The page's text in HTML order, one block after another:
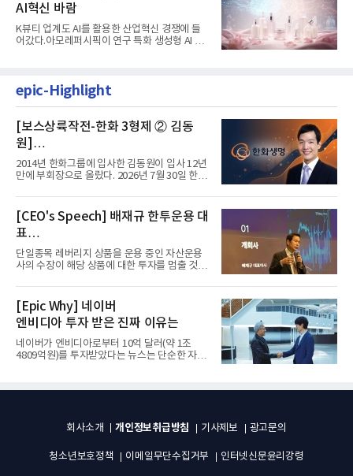
AI혁신 바람
K뷰티 업계도 AI를 활용한 산업혁신 경쟁에 들
어갔다.아모레퍼시픽이 연구 특화 생성형 AI 플
epic-Highlight
[보스상륙작전-한화 3형제 ② 김동
원]
입사 12년 만에 금융계열 수장 등극
2014년 한화그룹에 입사한 김동원이 입사 12년
만에 부회장으로 올랐다. 2026년 7월 30일 한화
[CEO's Speech] 배재규 한투운용 대
표
“개별종목 레버리지 투자 지금이라도
멈춰라”
단일종목 레버리지 상품을 운용 중인 자산운용
사의 수장이 해당 상품에 대한 투자를 멈출 것을
[Epic Why] 네이버
엔비디아 투자 받은 진짜 이유는
네이버가 엔비디아로부터 10억 달러(약 1조
4809억원)를 투자받았다는 뉴스는 단순한 자금
회사소개 개인정보취급방침 기사제보 광고문의
청소년보호정책 이메일무단수집거부 인터넷신문윤리강령